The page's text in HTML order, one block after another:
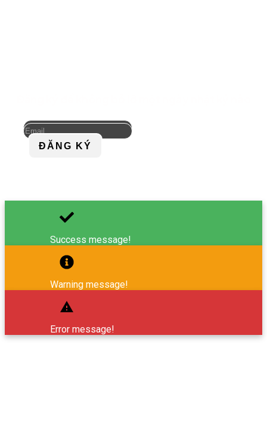
ĐĂNG KÝ
Success message!
Warning message!
Error message!